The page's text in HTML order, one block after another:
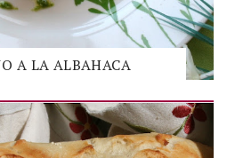
A LA ALBAHACA